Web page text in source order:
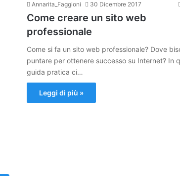
Annarita_Faggioni 30 Dicembre 2017
Come creare un sito web
professionale
Come si fa un sito web professionale? Dove
puntare per ottenere successo su Internet? In
guida pratica ci…
Leggi di più »